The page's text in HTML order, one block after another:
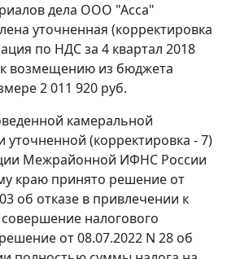
дела ООО "Асса"
уточненная (корректировка
по НДС за 4 квартал 2018
возмещению из бюджета
2 011 920 руб.
камеральной
уточненной (корректировка - 7)
Межрайонной ИФНС России
краю принято решение от
об отказе в привлечении к
совершение налогового
от 08.07.2022 N 28 об